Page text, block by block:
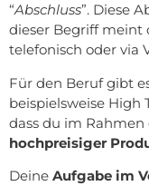
“Abschluss”. Diese
dieser Begriff meint
telefonisch oder via
Für den Beruf gibt
beispielsweise High
dass du im
hochpreisiger
Deine Aufgabe im